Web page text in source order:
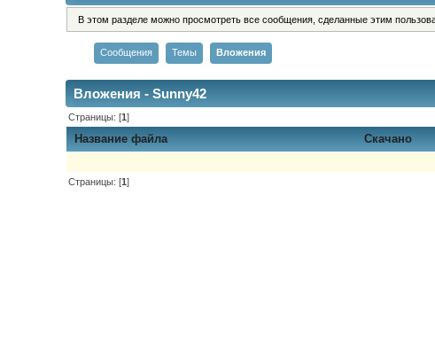
В этом разделе можно просмотреть все сообщения, сделанные этим
Сообщения Темы Вложения
Вложения - Sunny42
Страницы: [1]
Название файла Скачано
Страницы: [1]